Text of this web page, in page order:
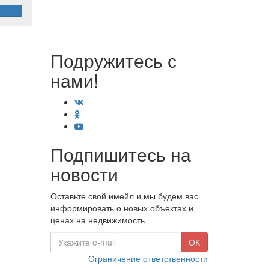
Подружитесь с
нами!
Подпишитесь на
новости
Оставьте свой имейл и мы будем вас
информировать о новых объектах и
ценах на недвижимость
mail
ОК
Ограничение ответственности